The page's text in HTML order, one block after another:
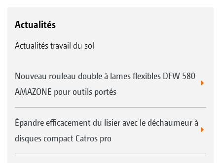
Actualités
Actualités travail du sol
Nouveau rouleau double à lames flexibles DFW 580
AMAZONE pour outils portés
Épandre efficacement du lisier avec le déchaumeur à
disques compact Catros pro